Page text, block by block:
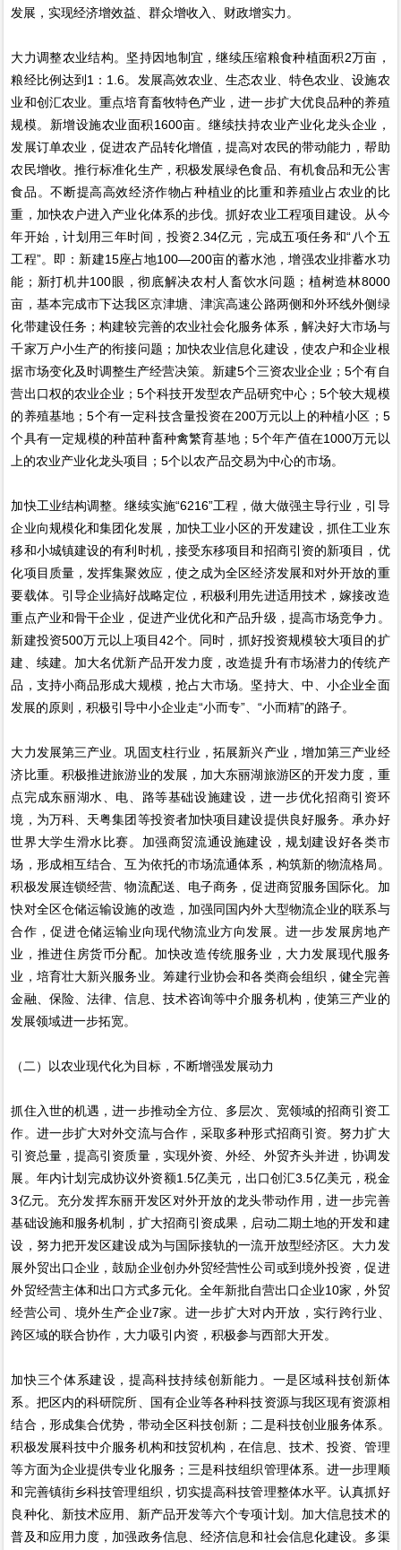
发展，实现经济增效益、群众增收入、财政增实力。
大力调整农业结构。坚持因地制宜，继续压缩粮食种植面积2万亩，
粮经比例达到1：1.6。发展高效农业、生态农业、特色农业、设施农
业和创汇农业。重点培育畜牧特色产业，进一步扩大优良品种的养殖
规模。新增设施农业面积1600亩。继续扶持农业产业化龙头企业，
发展订单农业，促进农产品转化增值，提高对农民的带动能力，帮助
农民增收。推行标准化生产，积极发展绿色食品、有机食品和无公害
食品。不断提高高效经济作物占种植业的比重和养殖业占农业的比
重，加快农户进入产业化体系的步伐。抓好农业工程项目建设。从今
年开始，计划用三年时间，投资2.34亿元，完成五项任务和“八个五
工程”。即：新建15座占地100—200亩的蓄水池，增强农业排蓄水功
能；新打机井100眼，彻底解决农村人畜饮水问题；植树造林8000
亩，基本完成市下达我区京津塘、津滨高速公路两侧和外环线外侧绿
化带建设任务；构建较完善的农业社会化服务体系，解决好大市场与
千家万户小生产的衔接问题；加快农业信息化建设，使农户和企业根
据市场变化及时调整生产经营决策。新建5个三资农业企业；5个有自
营出口权的农业企业；5个科技开发型农产品研究中心；5个较大规模
的养殖基地；5个有一定科技含量投资在200万元以上的种植小区；5
个具有一定规模的种苗种畜种禽繁育基地；5个年产值在1000万元以
上的农业产业化龙头项目；5个以农产品交易为中心的市场。
加快工业结构调整。继续实施“6216”工程，做大做强主导行业，引导
企业向规模化和集团化发展，加快工业小区的开发建设，抓住工业东
移和小城镇建设的有利时机，接受东移项目和招商引资的新项目，优
化项目质量，发挥集聚效应，使之成为全区经济发展和对外开放的重
要载体。引导企业搞好战略定位，积极利用先进适用技术，嫁接改造
重点产业和骨干企业，促进产业优化和产品升级，提高市场竞争力。
新建投资500万元以上项目42个。同时，抓好投资规模较大项目的扩
建、续建。加大名优新产品开发力度，改造提升有市场潜力的传统产
品，支持小商品形成大规模，抢占大市场。坚持大、中、小企业全面
发展的原则，积极引导中小企业走“小而专”、“小而精”的路子。
大力发展第三产业。巩固支柱行业，拓展新兴产业，增加第三产业经
济比重。积极推进旅游业的发展，加大东丽湖旅游区的开发力度，重
点完成东丽湖水、电、路等基础设施建设，进一步优化招商引资环
境，为万科、天粤集团等投资者加快项目建设提供良好服务。承办好
世界大学生滑水比赛。加强商贸流通设施建设，规划建设好各类市
场，形成相互结合、互为依托的市场流通体系，构筑新的物流格局。
积极发展连锁经营、物流配送、电子商务，促进商贸服务国际化。加
快对全区仓储运输设施的改造，加强同国内外大型物流企业的联系与
合作，促进仓储运输业向现代物流业方向发展。进一步发展房地产
业，推进住房货币分配。加快改造传统服务业，大力发展现代服务
业，培育壮大新兴服务业。筹建行业协会和各类商会组织，健全完善
金融、保险、法律、信息、技术咨询等中介服务机构，使第三产业的
发展领域进一步拓宽。
（二）以农业现代化为目标，不断增强发展动力
抓住入世的机遇，进一步推动全方位、多层次、宽领域的招商引资工
作。进一步扩大对外交流与合作，采取多种形式招商引资。努力扩大
引资总量，提高引资质量，实现外资、外经、外贸齐头并进，协调发
展。年内计划完成协议外资额1.5亿美元，出口创汇3.5亿美元，税金
3亿元。充分发挥东丽开发区对外开放的龙头带动作用，进一步完善
基础设施和服务机制，扩大招商引资成果，启动二期土地的开发和建
设，努力把开发区建设成为与国际接轨的一流开放型经济区。大力发
展外贸出口企业，鼓励企业创办外贸经营性公司或到境外投资，促进
外贸经营主体和出口方式多元化。全年新批自营出口企业10家，外贸
经营公司、境外生产企业7家。进一步扩大对内开放，实行跨行业、
跨区域的联合协作，大力吸引内资，积极参与西部大开发。
加快三个体系建设，提高科技持续创新能力。一是区域科技创新体
系。把区内的科研院所、国有企业等各种科技资源与我区现有资源相
结合，形成集合优势，带动全区科技创新；二是科技创业服务体系。
积极发展科技中介服务机构和技贸机构，在信息、技术、投资、管理
等方面为企业提供专业化服务；三是科技组织管理体系。进一步理顺
和完善镇街乡科技管理组织，切实提高科技管理整体水平。认真抓好
良种化、新技术应用、新产品开发等六个专项计划。加大信息技术的
普及和应用力度，加强政务信息、经济信息和社会信息化建设。多渠